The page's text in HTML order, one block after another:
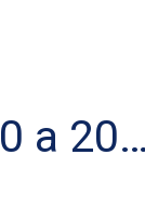
a 20…